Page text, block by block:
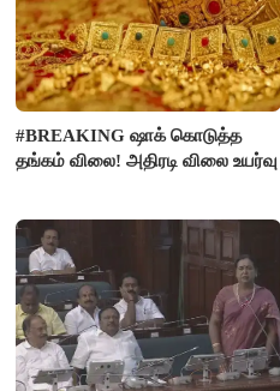
#BREAKING ஷாக் கொடுத்த
தங்கம் விலை! அதிரடி விலை உயர்வு